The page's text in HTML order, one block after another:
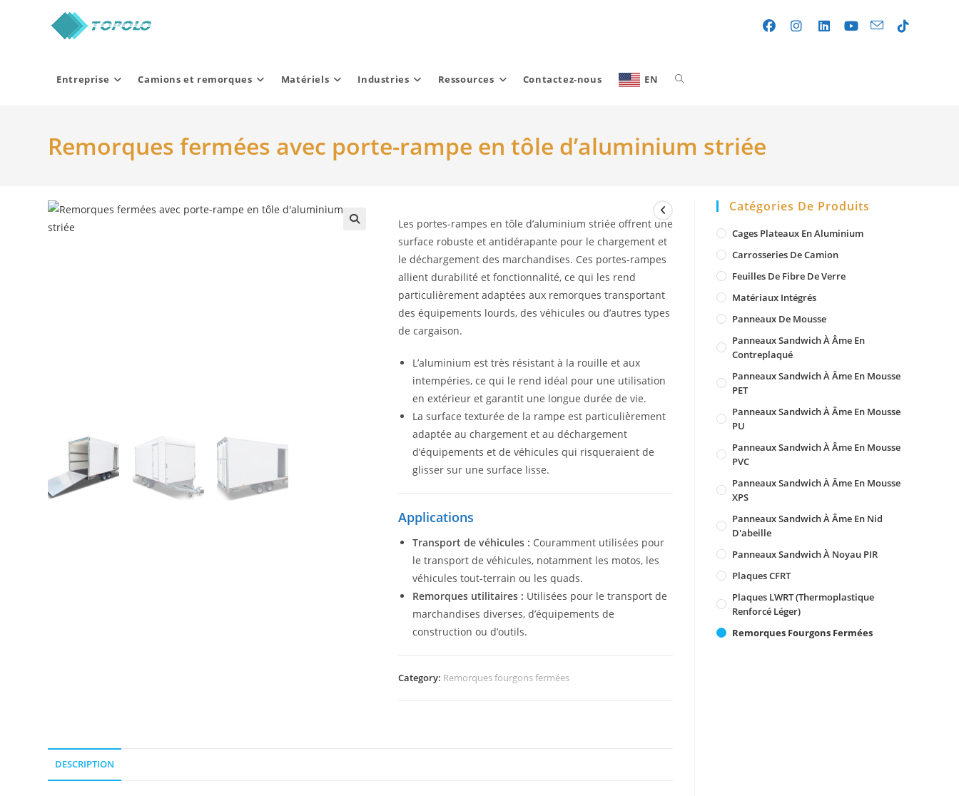
Entreprise Camions et remorques Matériels Industries Ressources Contactez-nous EN Toggle
Remorques fermées avec porte-rampe en tôle d’aluminium striée
Les portes-rampes en tôle d’aluminium striée offrent une
surface robuste et antidérapante pour le chargement et
le déchargement des marchandises. Ces portes-rampes
allient durabilité et fonctionnalité, ce qui les rend
particulièrement adaptées aux remorques transportant
des équipements lourds, des véhicules ou d’autres types
de cargaison.
L’aluminium est très résistant à la rouille et aux
intempéries, ce qui le rend idéal pour une utilisation
en extérieur et garantit une longue durée de vie.
La surface texturée de la rampe est particulièrement
adaptée au chargement et au déchargement
d’équipements et de véhicules qui risqueraient de
glisser sur une surface lisse.
Applications
Transport de véhicules : Couramment utilisées pour
le transport de véhicules, notamment les motos, les
véhicules tout-terrain ou les quads.
Remorques utilitaires : Utilisées pour le transport de
marchandises diverses, d’équipements de
construction ou d’outils.
Category: Remorques fourgons fermées
DESCRIPTION
Catégories De Produits
Cages Plateaux En Aluminium
Carrosseries De Camion
Feuilles De Fibre De Verre
Matériaux Intégrés
Panneaux De Mousse
Panneaux Sandwich À Âme En
Contreplaqué
Panneaux Sandwich À Âme En Mousse
PET
Panneaux Sandwich À Âme En Mousse
PU
Panneaux Sandwich À Âme En Mousse
PVC
Panneaux Sandwich À Âme En Mousse
XPS
Panneaux Sandwich À Âme En Nid
D'abeille
Panneaux Sandwich À Noyau PIR
Plaques CFRT
Plaques LWRT (Thermoplastique
Renforcé Léger)
Remorques Fourgons Fermées